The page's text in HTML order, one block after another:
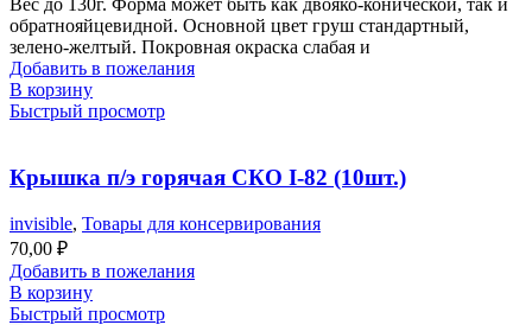
обратнояйцевидной. Основной цвет груш стандартный,
зелено-желтый. Покровная окраска слабая и
Добавить в пожелания
В корзину
Быстрый просмотр
Крышка п/э горячая СКО I-82 (10шт.)
invisible, Товары для консервирования
70,00 ₽
Добавить в пожелания
В корзину
Быстрый просмотр